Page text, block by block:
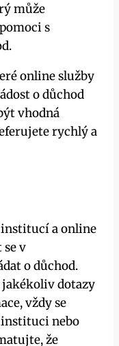
může
s
online služby
o důchod
vhodná
rychlý a
institucí a online
v
o důchod.
jakékoliv dotazy
vždy se
nebo
že